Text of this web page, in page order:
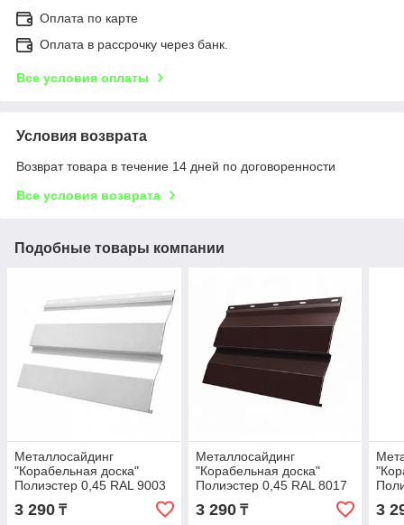
Оплата по карте
Оплата в рассрочку через банк.
Все условия оплаты
Условия возврата
Возврат товара в течение 14 дней по договоренности
Все условия возврата
Подобные товары компании
Металлосайдинг
"Корабельная доска"
Полиэстер 0,45 RAL 9003
3 290 ₸
Металлосайдинг
"Корабельная доска"
Полиэстер 0,45 RAL 8017
3 290₸ 3